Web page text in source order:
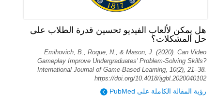
هل يمكن لألعاب الفيديو تحسين قدرة الطلاب على
حل المشكلات؟
Emihovich, B., Roque, N., & Mason, J. (2020). Can Video
Gameplay Improve Undergraduates’ Problem-Solving Skills?
International Journal of Game-Based Learning, 10(2), 21–38.
https://doi.org/10.4018/ijgbl.2020040102
رؤية المقالة الكاملة على PubMed